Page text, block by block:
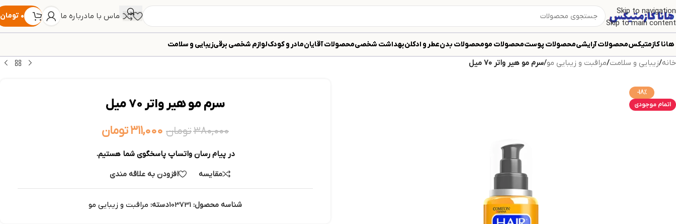
Skip to navigation
Skip to main content
تماس با مادرباره ما ۰ تومان
هانا کازمتیکسمحصولات آرایشیمحصولات پوستمحصولات مومحصولات بدنعطر و ادکلنبهداشت شخصیمحصولات آقایانمادر و کودکلوازم شخصی برقیزیبایی و سلامت
خانه/زیبایی و سلامت/مراقبت و زیبایی مو/سرم مو هیر واتر ۷۰ میل
-18%
اتمام موجودی
سرم مو هیر واتر ۷۰ میل
۳۸۰,۰۰۰تومان ۳۱۱,۰۰۰تومان
در پیام رسان واتساپ پاسخگوی شما هستیم.
مقایسه
افزودن به علاقه مندی
شناسه محصول: 103731دسته: مراقبت و زیبایی مو